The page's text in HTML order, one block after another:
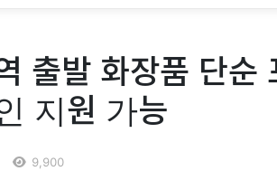
출발 화장품 단
지원 가능
9,900